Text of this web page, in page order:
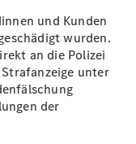
und Kunden
wurden.
an die Polizei
unter
der